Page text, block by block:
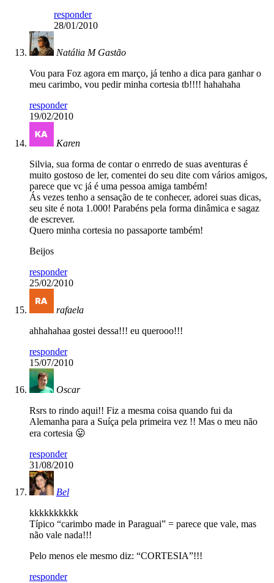
responder
28/01/2010
Natália M Gastão
Vou para Foz agora em março, já tenho a dica para ganhar o
meu carimbo, vou pedir minha cortesia tb!!!! hahahaha
responder
19/02/2010
Karen
Silvia, sua forma de contar o enrredo de suas aventuras é
muito gostoso de ler, comentei do seu dite com vários amigos,
parece que vc já é uma pessoa amiga também!
Ás vezes tenho a sensação de te conhecer, adorei suas dicas,
seu site é nota 1.000! Parabéns pela forma dinâmica e sagaz
de escrever.
Quero minha cortesia no passaporte também!
Beijos
responder
25/02/2010
rafaela
ahhahahaa gostei dessa!!! eu querooo!!!
responder
15/07/2010
Oscar
Rsrs to rindo aqui!! Fiz a mesma coisa quando fui da
Alemanha para a Suíça pela primeira vez !! Mas o meu não
era cortesia 😛
responder
31/08/2010
Bel
kkkkkkkkkk
Típico “carimbo made in Paraguai” = parece que vale, mas
não vale nada!!!
Pelo menos ele mesmo diz: “CORTESIA”!!!
responder